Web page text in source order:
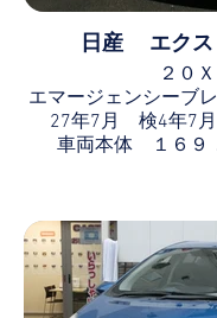
日産 エクス
２０Ｘ
エマージェンシーブ
27年7月 検4年7
車両本体 １６